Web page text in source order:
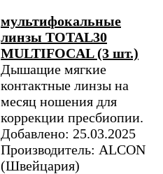
мультифокальные
линзы TOTAL30
MULTIFOCAL (3 шт.)
Дышащие мягкие
контактные линзы на
месяц ношения для
коррекции пресбиопии.
Добавлено: 25.03.2025
Производитель: ALCON
(Швейцария)